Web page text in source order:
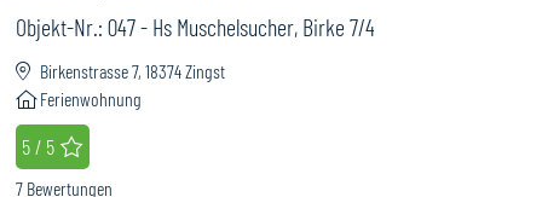
Objekt-Nr.: 047 - Hs Muschelsucher, Birke 7/4
Birkenstrasse 7, 18374 Zingst
Ferienwohnung
5 / 5 Bewertung
7 Bewertungen